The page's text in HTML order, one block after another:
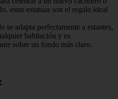
estas estatuas son el regalo ideal
se adapta perfectamente a estantes,
habitación y es
sobre un fondo más claro.